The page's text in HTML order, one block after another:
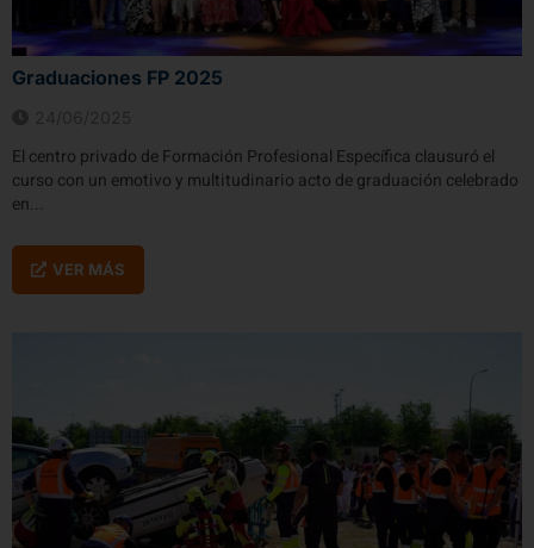
Graduaciones FP 2025​
El centro privado de Formación Profesional Específica clausuró el
curso con un emotivo y multitudinario acto de graduación celebrado
en...
VER MÁS